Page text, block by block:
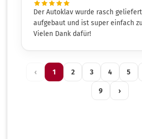
Der Autoklav wurde rasch
aufgebaut und ist super einfach
Vielen Dank dafür!
‹ 1 2 3 4 5
9 ›